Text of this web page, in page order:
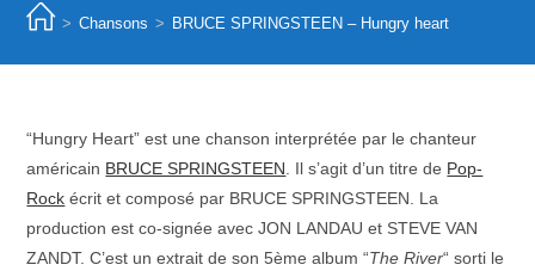
> Chansons > BRUCE SPRINGSTEEN – Hungry heart
“Hungry Heart” est une chanson interprétée par le chanteur
américain BRUCE SPRINGSTEEN . Il s’agit d’un titre de Pop-
Rock écrit et composé par BRUCE SPRINGSTEEN. La
production est co-signée avec JON LANDAU et STEVE VAN
ZANDT. C’est un extrait de son 5ème album “The River“ sorti le